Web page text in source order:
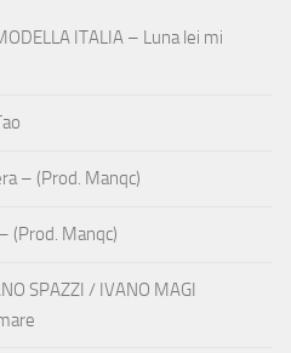
ITALIA – Luna lei mi
– (Prod. Manqc)
(Prod. Manqc)
SPAZZI / IVANO MAGI